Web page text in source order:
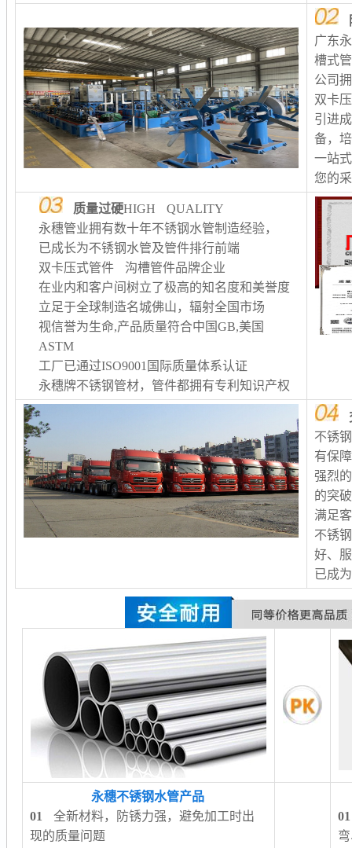
广东
槽式
公司
双卡
引进
备，
一站
您的
质量过硬HIGH QUALITY
永穗管业拥有数十年不锈钢水管制造经验，
已成长为不锈钢水管及管件排行前端
双卡压式管件 沟槽管件品牌企业
在业内和客户间树立了极高的知名度和美誉度
立足于全球制造名城佛山，辐射全国市场
视信誉为生命,产品质量符合中国GB,美国
ASTM
工厂已通过ISO9001国际质量体系认证
永穗牌不锈钢管材，管件都拥有专利知识产权
不锈
有保障
强烈
的突
满足
不锈
好、
已成
永穗不锈钢水管产品
01
全新材料，防锈力强，避免加工时出
现的质量问题
01